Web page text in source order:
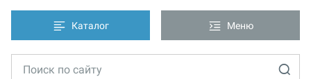
Каталог Меню